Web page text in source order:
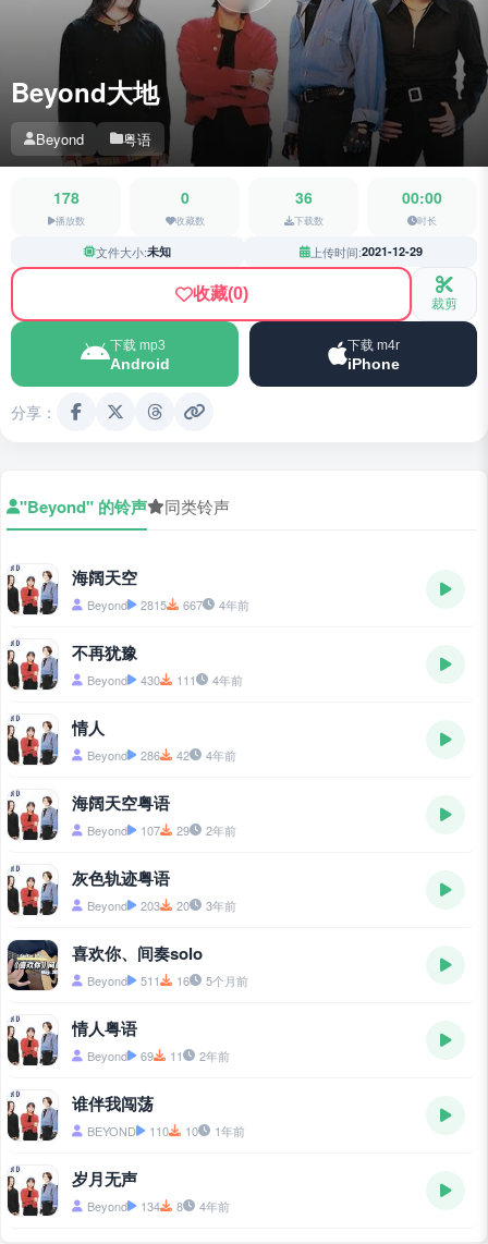
Beyond大地
Beyond 粤语
178
播放数
0
收藏数
36
下载数
00:00
时长
文件大小:未知 上传时间:2021-12-29
收藏(0) 裁剪
下载 mp3
Android
下载 m4r
iPhone
分享：
"Beyond" 的铃声 同类铃声
海阔天空
Beyond 2815 667 4年前
不再犹豫
Beyond 430 111 4年前
情人
Beyond 286 42 4年前
海阔天空粤语
Beyond 107 29 2年前
灰色轨迹粤语
Beyond 203 20 3年前
喜欢你、间奏solo
Beyond 511 16 5个月前
情人粤语
Beyond 69 11 2年前
谁伴我闯荡
BEYOND 110 10 1年前
岁月无声
Beyond 134 8 4年前